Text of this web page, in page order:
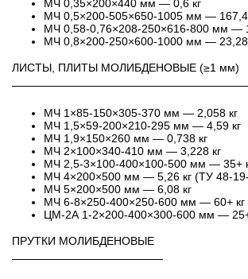
МЧ 0,35×200×440 мм — 0,6 кг
МЧ 0,5×200-505×650-1005 мм —
МЧ 0,58-0,76×208-250×616-800 мм —
МЧ 0,8×200-250×600-1000 мм —
ЛИСТЫ, ПЛИТЫ МОЛИБДЕНОВЫЕ (≥1 мм)
МЧ 1×85-150×305-370 мм — 2,058 кг
МЧ 1,5×59-200×210-295 мм — 4,59 кг
МЧ 1,9×150×260 мм — 0,738 кг
МЧ 2×100×340-410 мм — 3,228 кг
МЧ 2,5-3×100-400×100-500 мм — 35+
МЧ 4×200×500 мм — 5,26 кг (ТУ 48-
МЧ 5×200×500 мм — 6,08 кг
МЧ 6-8×250-400×250-600 мм — 60+ кг
ЦМ-2А 1-2×200-400×300-600 мм —
ПРУТКИ МОЛИБДЕНОВЫЕ
───────────────────